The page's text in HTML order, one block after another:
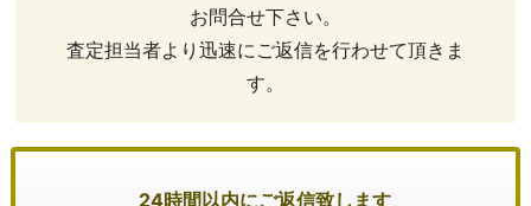
お問合せ下さい。
査定担当者より迅速にご返信を行わせて頂きま
す。
24時間以内にご返信致します